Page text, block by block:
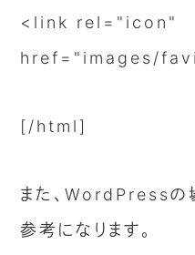
<link rel="icon"
href="images/
[/html]
また、WordPressの
参考になります。